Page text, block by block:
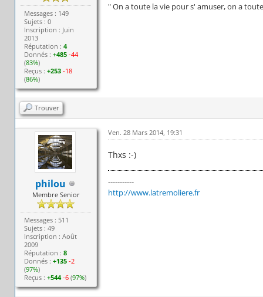
Messages : 149
Sujets : 0
Inscription : Juin
2013
Réputation :4
Donnés :+485 -44
(83%)
Reçus :+253 -18
(86%)
" On a toute la vie pour s' amuser, on a
Trouver
philou
Membre Senior
Messages : 511
Sujets : 49
Inscription : Août
2009
Réputation :8
Donnés :+135 -2
(97%)
Reçus :+544 -6 (97%)
Ven. 28 Mars 2014, 19:31
Thxs :-)
-----------
http://www.latremoliere.fr